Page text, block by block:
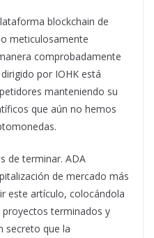
blockchain de
meticulosamente
comprobadamente
por IOHK está
manteniendo su
que aún no hemos
de terminar. ADA
de mercado más
este artículo, colocándola
terminados y
secreto que la